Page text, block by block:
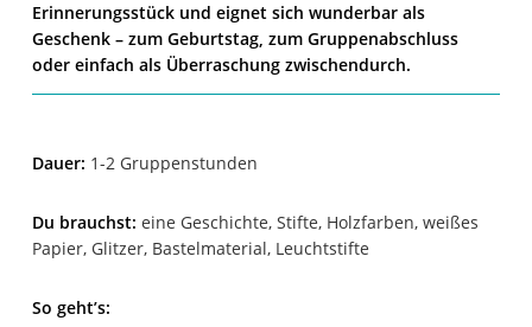
Erinnerungsstück und eignet sich wunderbar als
Geschenk – zum Geburtstag, zum Gruppenabschluss
oder einfach als Überraschung zwischendurch.
Dauer: 1-2 Gruppenstunden
Du brauchst: eine Geschichte, Stifte, Holzfarben, weißes
Papier, Glitzer, Bastelmaterial, Leuchtstifte
So geht’s: